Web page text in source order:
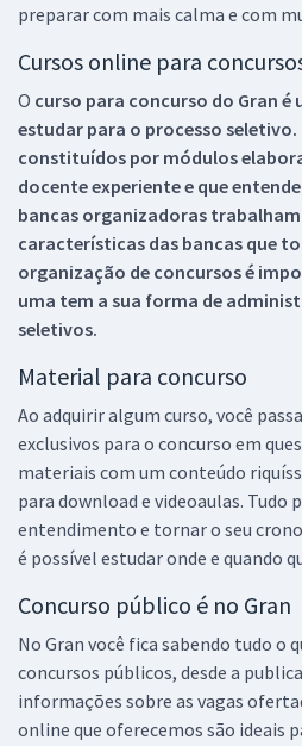
preparar com mais calma e com
Cursos online para
O curso para concurso do Gran é
estudar para o processo seletivo.
constituídos por módulos
docente experiente e que
bancas organizadoras
características das bancas que
organização de concursos é
uma tem a sua forma de
seletivos.
Material para concurso
Ao adquirir algum curso, você
exclusivos para o concurso em
materiais com um conteúdo
para download e videoaulas. Tudo
entendimento e tornar o seu
é possível estudar onde e quando
Concurso público é no Gran
No Gran você fica sabendo tudo o
concursos públicos, desde a
informações sobre as vagas
online que oferecemos são ideais